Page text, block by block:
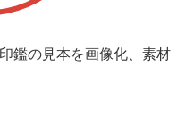
鑑の見本を画像化、素材